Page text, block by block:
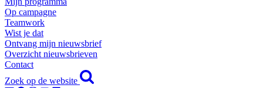
Op campagne
Teamwork
Wist je dat
Ontvang mijn nieuwsbrief
Overzicht nieuwsbrieven
Contact
Zoek op de website